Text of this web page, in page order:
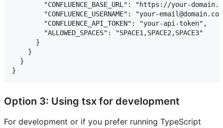
"CONFLUENCE_BASE_URL": "https://your-
"CONFLUENCE_USERNAME": "your-
        "CONFLUENCE_API_TOKEN": "your-api-token",
        "ALLOWED_SPACES": "SPACE1,SPACE2,SPACE3"
      }
    }
  }
Option 3: Using tsx for development
For development or if you prefer running TypeScript